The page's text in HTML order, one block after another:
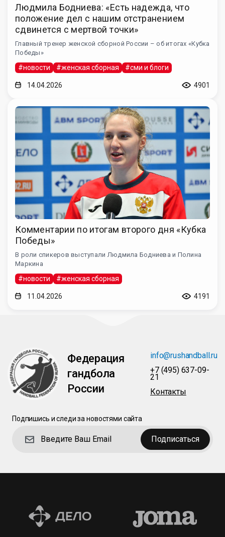
Людмила Бодниева: «Есть надежда, что
положение дел с нашим отстранением
сдвинется с мертвой точки»
Главный тренер женской сборной России – об итогах «Кубка
Победы»
#новости #женская сборная #сми и блоги
14.04.2026 4901
Комментарии по итогам второго дня «Кубка
Победы»
В роли спикеров выступали Людмила Бодниева и Полина
Маркина
#новости #женская сборная
11.04.2026 4191
Федерация
гандбола
России
info@rushandball.ru
+7 (495) 637-09-
21
Контакты
Подпишись и следи за новостями сайта
Подписаться